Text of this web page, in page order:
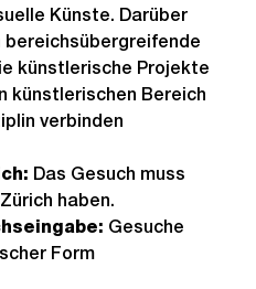
Künste. Darüber
künstlerische Projekte
künstlerischen Bereich
verbinden
Das Gesuch muss
haben.
Gesuche
Form